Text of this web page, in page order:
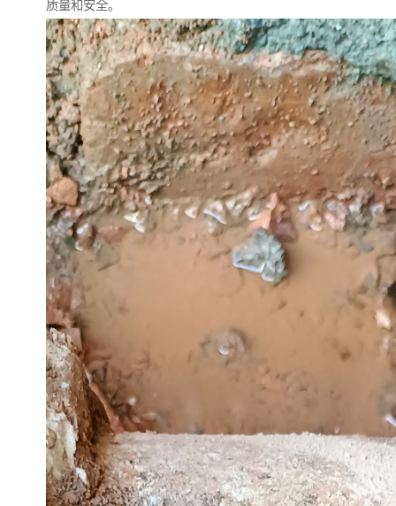
质量和安全。